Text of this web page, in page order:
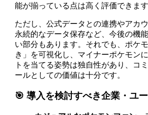
能が揃っている点は高く評価できます
ただし、公式データとの連携やアカ
永続的なデータ保存など、今後の機
い部分もあります。それでも、ポケ
き」を可視化し、マイナーポケモン
トを当てる姿勢は独自性があり、コ
ールとしての価値は十分です。
🎯 導入を検討すべき企業・ユ